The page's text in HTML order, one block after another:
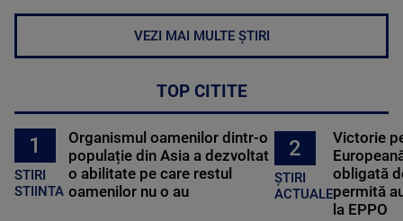
VEZI MAI MULTE ȘTIRI
TOP CITITE
1
STIRI
STIINTA
Organismul oamenilor dintr-o
populație din Asia a dezvoltat
o abilitate pe care restul
oamenilor nu o au
2
ȘTIRI
ACTUALE
Victorie
obligată
permită
la EPPO